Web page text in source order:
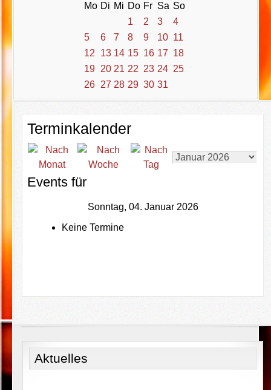
Mo Di Mi Do Fr Sa So
1
2 3
4
5
6 7 8 9 10 11
12
13 14 15 16 17 18
19
20 21 22 23 24 25
26
27 28 29 30 31
Terminkalender
Events für
Sonntag, 04. Januar 2026
Keine Termine
Aktuelles